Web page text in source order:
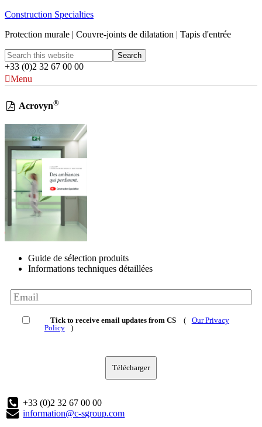
Construction Specialties
Protection murale | Couvre-joints de dilatation | Tapis d'entrée
+33 (0)2 32 67 00 00
Menu
Acrovyn®
Guide de sélection produits
Informations techniques détaillées
Tick to receive email updates from CS (
Our Privacy
Policy
)
Télécharger
+33 (0)2 32 67 00 00
information@c-sgroup.com